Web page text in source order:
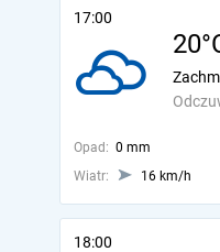
17:00
Opad: 0 mm
Wiatr:
16 km/h
18:00